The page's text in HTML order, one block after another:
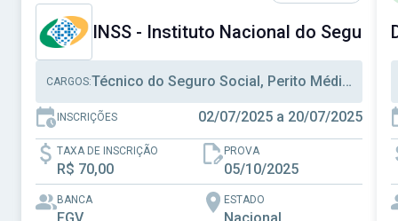
INSS - Instituto Nacional do Seguro
CARGOS: Técnico do Seguro Social, Perito Médico Previdenciário, Analista Seguro Social
INSCRIÇÕES 02/07/2025 a 20/07/2025
TAXA DE INSCRIÇÃO
R$ 70,00
PROVA
05/10/2025
BANCA ESTADO